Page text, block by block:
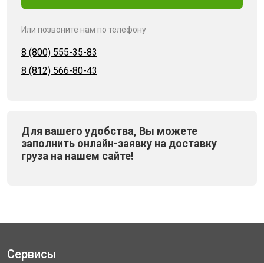
Или позвоните нам по телефону
8 (800) 555-35-83
8 (812) 566-80-43
Для вашего удобства, Вы можете
заполнить онлайн-заявку на доставку
груза на нашем сайте!
Сервисы